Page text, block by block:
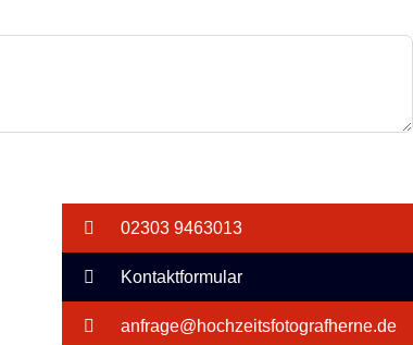
02303 9463013
Kontaktformular
anfrage@hochzeitsfotografherne.de